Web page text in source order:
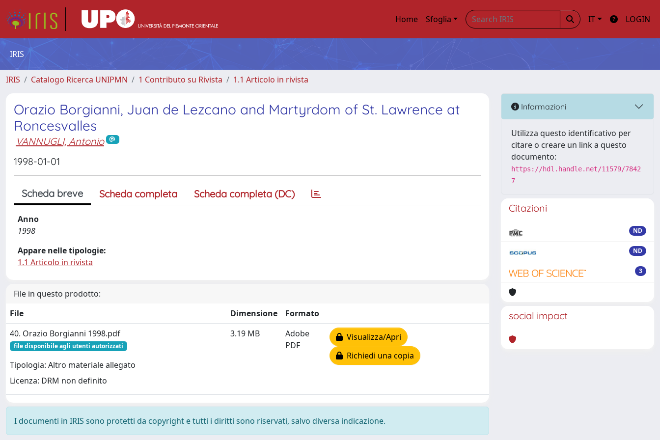
Home Sfoglia IT LOGIN
IRIS
IRIS Catalogo Ricerca UNIPMN 1 Contributo su Rivista 1.1 Articolo in rivista
Orazio Borgianni, Juan de Lezcano and Martyrdom of St. Lawrence at
Roncesvalles
VANNUGLI, Antonio
1998-01-01
Scheda breve Scheda completa Scheda completa (DC)
Anno
1998
Appare nelle tipologie:
1.1 Articolo in rivista
File in questo prodotto:
File
Dimensione
Formato
40. Orazio Borgianni 1998.pdf
file disponibile agli utenti autorizzati
Tipologia: Altro materiale allegato
Licenza: DRM non definito
3.19 MB
Adobe
PDF
Visualizza/Apri
Richiedi una copia
I documenti in IRIS sono protetti da copyright e tutti i diritti sono riservati, salvo diversa indicazione.
Informazioni
Utilizza questo identificativo per
citare o creare un link a questo
documento:
https://hdl.handle.net/11579/7842
7
Citazioni
ND
ND
3
social impact